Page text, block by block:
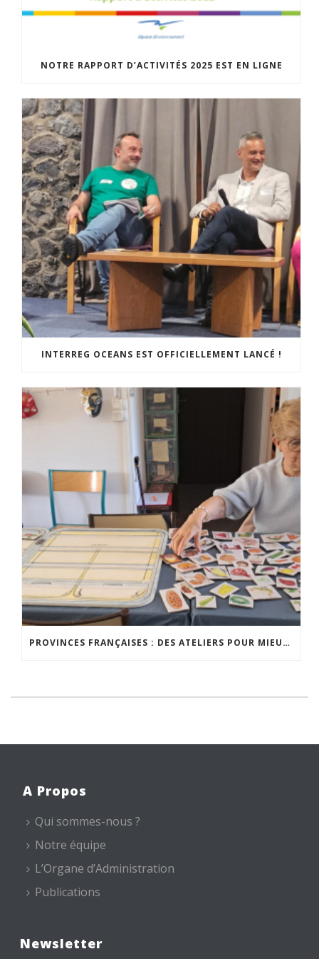
NOTRE RAPPORT D’ACTIVITÉS 2025 EST EN LIGNE
INTERREG OCEANS EST OFFICIELLEMENT LANCÉ !
PROVINCES FRANÇAISES : DES ATELIERS POUR MIEUX VIVRE CHEZ SOI
A Propos
Qui sommes-nous ?
Notre équipe
L’Organe d’Administration
Publications
Newsletter